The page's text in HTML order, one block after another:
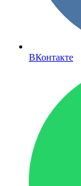
ВКонтакте